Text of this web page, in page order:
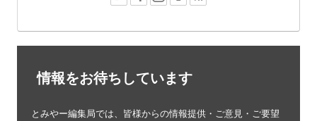
情報をお待ちしています
とみやー編集局では、皆様からの情報提供・ご意見・ご要望